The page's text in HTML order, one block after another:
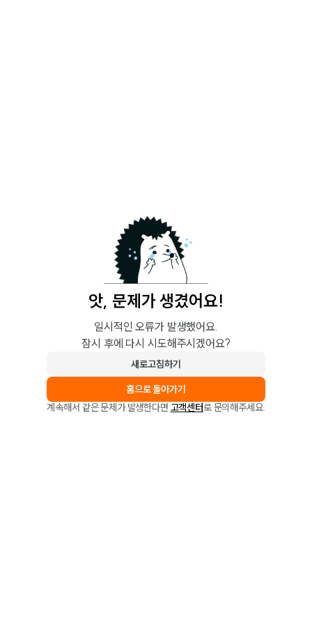
앗, 문제가 생겼어요!
일시적인 오류가 발생했어요.
잠시 후에 다시 시도해주시겠어요?
새로고침하기
홈으로 돌아가기
계속해서 같은 문제가 발생한다면 고객센터로 문의해주세요.